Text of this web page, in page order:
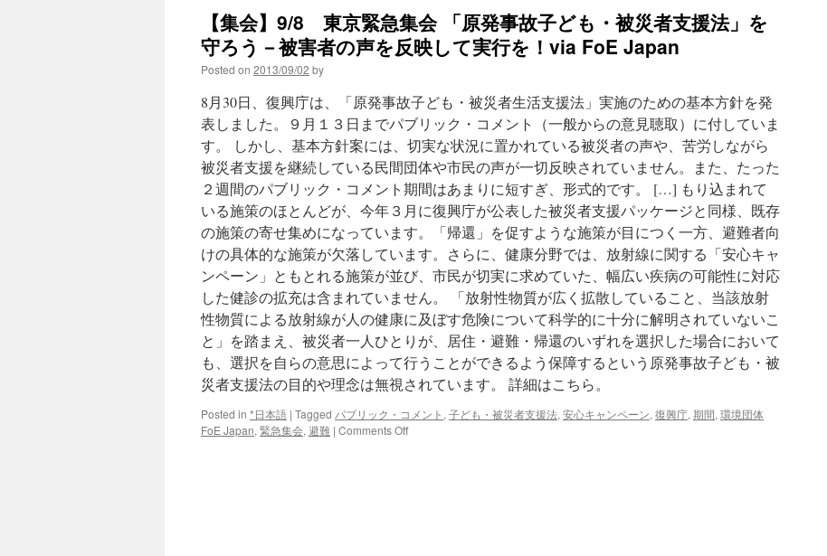
【集会】9/8 東京緊急集会 「原発事故子ども・被災者支援法」を
守ろう－被害者の声を反映して実行を！via FoE Japan
Posted on 2013/09/02 by
8月30日、復興庁は、「原発事故子ども・被災者生活支援法」実施のための基本方針を発
表しました。９月１３日までパブリック・コメント（一般からの意見聴取）に付していま
す。 しかし、基本方針案には、切実な状況に置かれている被災者の声や、苦労しながら
被災者支援を継続している民間団体や市民の声が一切反映されていません。また、たった
２週間のパブリック・コメント期間はあまりに短すぎ、形式的です。 […] もり込まれて
いる施策のほとんどが、今年３月に復興庁が公表した被災者支援パッケージと同様、既存
の施策の寄せ集めになっています。「帰還」を促すような施策が目につく一方、避難者向
けの具体的な施策が欠落しています。さらに、健康分野では、放射線に関する「安心キャ
ンペーン」ともとれる施策が並び、市民が切実に求めていた、幅広い疾病の可能性に対応
した健診の拡充は含まれていません。 「放射性物質が広く拡散していること、当該放射
性物質による放射線が人の健康に及ぼす危険について科学的に十分に解明されていないこ
と」を踏まえ、被災者一人ひとりが、居住・避難・帰還のいずれを選択した場合において
も、選択を自らの意思によって行うことができるよう保障するという原発事故子ども・被
災者支援法の目的や理念は無視されています。 詳細はこちら。
Posted in *日本語 | Tagged パブリック・コメント , 子ども・被災者支援法, 安心キャンペーン, 復興庁, 期間, 環境団体
FoE Japan, 緊急集会, 避難 | Comments Offon